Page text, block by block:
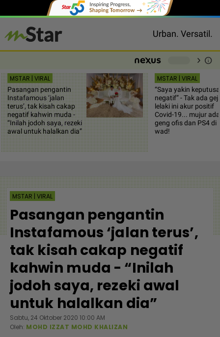
Urban. Versatil.
chevron_right info
MSTAR | VIRAL
Pasangan pengantin
Instafamous ‘jalan
terus’, tak kisah cakap
negatif kahwin muda -
“Inilah jodoh saya, rezeki
awal untuk halalkan dia”
MSTAR | VIRAL
“Saya yakin
negatif” - Tak ada
lelaki ini akur positif
Covid-19... mujur ada
geng ofis dan PS4 di
wad!
MSTAR | VIRAL
Pasangan pengantin
Instafamous ‘jalan terus’,
tak kisah cakap negatif
kahwin muda - “Inilah
jodoh saya, rezeki awal
untuk halalkan dia”
Sabtu, 24 Oktober 2020 10:00 AM
Oleh: MOHD IZZAT MOHD KHALIZAN